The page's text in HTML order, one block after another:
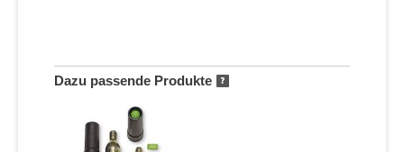
Dazu passende Produkte